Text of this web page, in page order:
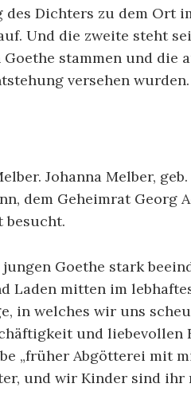
Dichters zu dem Ort
Und die zweite steht
stammen und die
versehen wurden.
Johanna Melber,
dem Geheimrat Georg
besucht.
Goethe stark
Laden mitten im
in welches wir uns
und
„früher Abgötterei mit
und wir Kinder sind